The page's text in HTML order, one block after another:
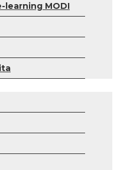
learning MODI